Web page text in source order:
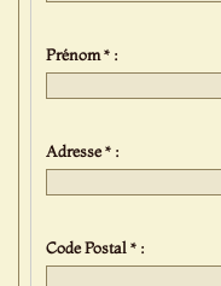
Prénom * :
Adresse * :
Code Postal * :